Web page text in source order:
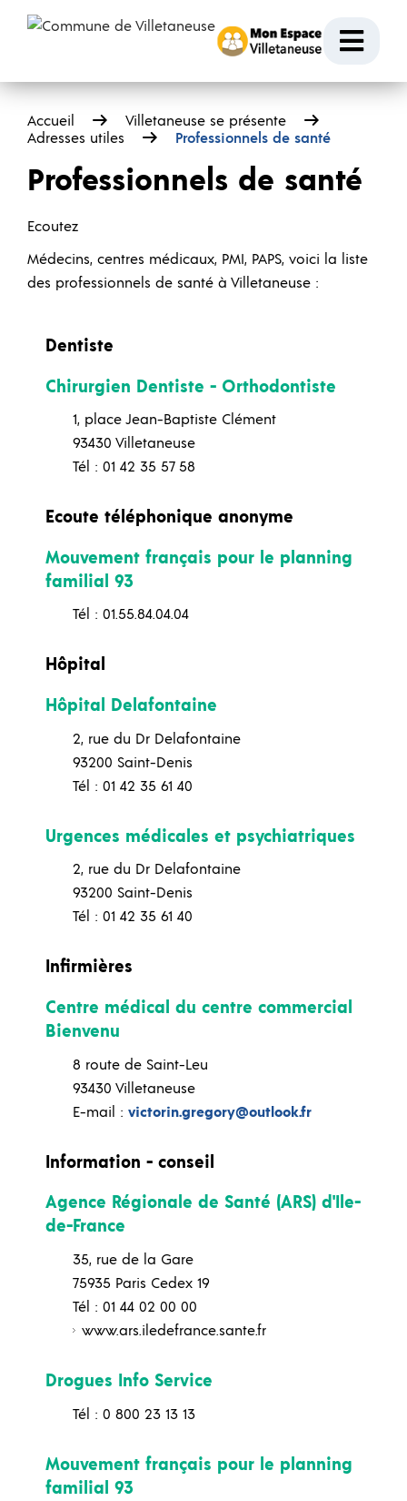
Accueil
Villetaneuse se présente
Adresses utiles
Professionnels de santé
Professionnels de santé
Ecoutez
Médecins, centres médicaux, PMI, PAPS, voici la liste
des professionnels de santé à Villetaneuse :
Dentiste
Chirurgien Dentiste - Orthodontiste
1, place Jean-Baptiste Clément
93430 Villetaneuse
Tél : 01 42 35 57 58
Ecoute téléphonique anonyme
Mouvement français pour le planning
familial 93
Tél : 01.55.84.04.04
Hôpital
Hôpital Delafontaine
2, rue du Dr Delafontaine
93200 Saint-Denis
Tél : 01 42 35 61 40
Urgences médicales et psychiatriques
2, rue du Dr Delafontaine
93200 Saint-Denis
Tél : 01 42 35 61 40
Infirmières
Centre médical du centre commercial
Bienvenu
8 route de Saint-Leu
93430 Villetaneuse
E-mail : victorin.gregory@outlook.fr
Information - conseil
Agence Régionale de Santé (ARS) d'Ile-
de-France
35, rue de la Gare
75935 Paris Cedex 19
Tél : 01 44 02 00 00
www.ars.iledefrance.sante.fr
Drogues Info Service
Tél : 0 800 23 13 13
Mouvement français pour le planning
familial 93